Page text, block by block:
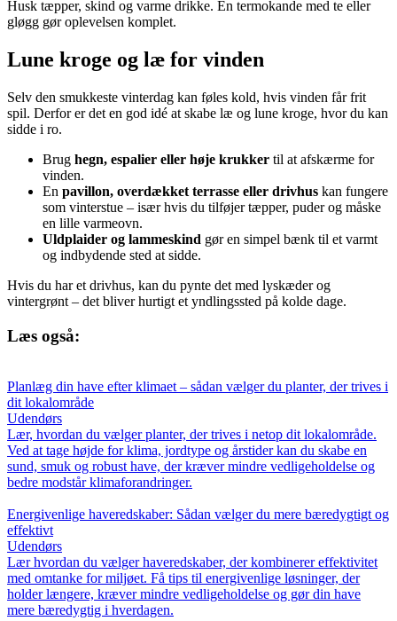
Husk tæpper, skind og varme drikke. En termokande med te eller
gløgg gør oplevelsen komplet.
Lune kroge og læ for vinden
Selv den smukkeste vinterdag kan føles kold, hvis vinden får frit
spil. Derfor er det en god idé at skabe læ og lune kroge, hvor du kan
sidde i ro.
Brug hegn, espalier eller høje krukker til at afskærme for
vinden.
En pavillon, overdækket terrasse eller drivhus kan fungere
som vinterstue – især hvis du tilføjer tæpper, puder og måske
en lille varmeovn.
Uldplaider og lammeskind gør en simpel bænk til et varmt
og indbydende sted at sidde.
Hvis du har et drivhus, kan du pynte det med lyskæder og
vintergrønt – det bliver hurtigt et yndlingssted på kolde dage.
Læs også:
Planlæg din have efter klimaet – sådan vælger du planter, der trives i
dit lokalområde
Udendørs
Lær, hvordan du vælger planter, der trives i netop dit lokalområde.
Ved at tage højde for klima, jordtype og årstider kan du skabe en
sund, smuk og robust have, der kræver mindre vedligeholdelse og
bedre modstår klimaforandringer.
Energivenlige haveredskaber: Sådan vælger du mere bæredygtigt og
effektivt
Udendørs
Lær hvordan du vælger haveredskaber, der kombinerer effektivitet
med omtanke for miljøet. Få tips til energivenlige løsninger, der
holder længere, kræver mindre vedligeholdelse og gør din have
mere bæredygtig i hverdagen.